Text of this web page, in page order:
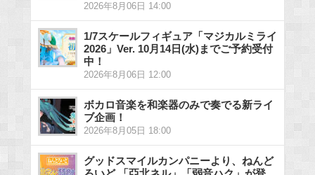
2026年8月06日 14:00
1/7スケールフィギュア「マジカルミライ
2026」Ver. 10月14日(水)までご予約受付
中！
2026年8月06日 12:00
ボカロ音楽を和楽器のみで奏でる新ライ
ブ企画！
2026年8月05日 18:00
グッドスマイルカンパニーより、ねんど